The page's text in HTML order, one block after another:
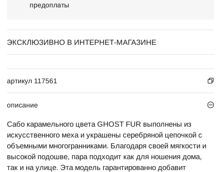
предоплаты
ЭКСКЛЮЗИВНО В ИНТЕРНЕТ-МАГАЗИНЕ
артикул 117561
описание
Сабо карамельного цвета GHOST FUR выполнены из
искусственного меха и украшены серебряной цепочкой с
объемными многогранниками. Благодаря своей мягкости и
высокой подошве, пара подходит как для ношения дома,
так и на улице. Эта модель гарантированно добавит